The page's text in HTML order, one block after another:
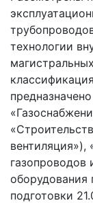
технологии
вентиляция»),
газопроводов
оборудования
подготовки